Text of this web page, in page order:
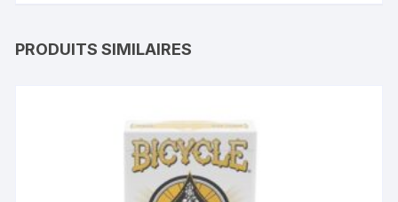
PRODUITS SIMILAIRES